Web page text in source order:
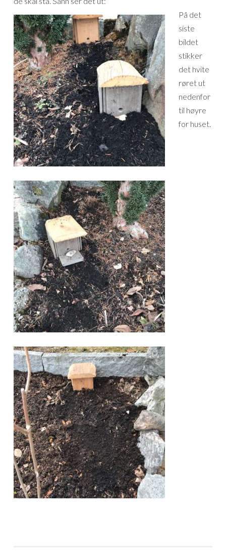
På det
siste
bildet
stikker
det hvite
røret ut
nedenfor
til høyre
for huset.